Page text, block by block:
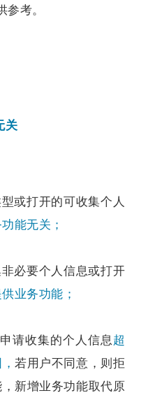
参考。
关
或打开的可收集个人
能无关；
必要个人信息或打开
业务功能；
请收集的个人信息超
若用户不同意，则拒
新增业务功能取代原